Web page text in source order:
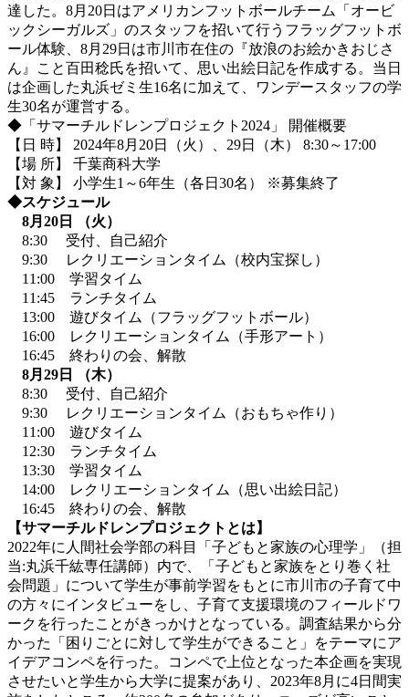
達した。 8月20日はアメリカンフットボールチーム「オービ
ックシーガルズ」のスタッフを招いて行うフラッグフットボ
ール体験、8月29日は市川市在住の『放浪のお絵かきおじさ
ん』こと百田稔氏を招いて、思い出絵日記を作成する 。当日
は企画した丸浜ゼミ生16名に加えて、ワンデースタッフの学
生30名が運営する。
◆「サマーチルドレンプロジェクト2024」 開催概要
【日 時】 2024年8月20日（火）、29日（木） 8:30～17:00
【場 所】 千葉商科大学
【対 象】 小学生1～6年生（各日30名） ※募集終了
◆スケジュール
8月20日
（火）
8:30 受付、自己紹介
9:30 レクリエーションタイム（校内宝探し）
11:00 学習タイム
11:45 ランチタイム
13:00 遊びタイム（フラッグフットボール）
16:00 レクリエーションタイム（手形アート）
16:45 終わりの会、解散
8月29日
（木）
8:30 受付、自己紹介
9:30 レクリエーションタイム（おもちゃ作り）
11:00 遊びタイム
12:30 ランチタイム
13:30 学習タイム
14:00 レクリエーションタイム（思い出絵日記）
16:45 終わりの会、解散
【サマーチルドレンプロジェクトとは】
2022年に人間社会学部の科目「子どもと家族の心理学」（担
当:丸浜千紘専任講師）内で、「子どもと家族をとり巻く社
会問題」について学生が事前学習をもとに市川市の子育て中
の方々にインタビューをし、子育て支援環境のフィールドワ
ークを行ったことがきっかけとなっている。調査結果から分
かった「困りごとに対して学生ができること」をテーマにア
イデアコンペを行った。コンペで上位となった本企画を実現
させたいと学生から大学に提案があり、2023年8月に4日間実